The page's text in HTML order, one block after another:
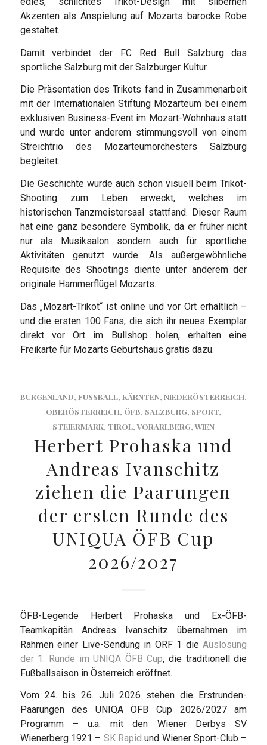
Akzenten als Anspielung auf Mozarts barocke Robe
gestaltet.
Damit verbindet der FC Red Bull Salzburg das
sportliche Salzburg mit der Salzburger Kultur.
Die Präsentation des Trikots fand in Zusammenarbeit
mit der Internationalen Stiftung Mozarteum bei einem
exklusiven Business-Event im Mozart-Wohnhaus statt
und wurde unter anderem stimmungsvoll von einem
Streichtrio des Mozarteumorchesters Salzburg
begleitet.
Die Geschichte wurde auch schon visuell beim Trikot-
Shooting zum Leben erweckt, welches im
historischen Tanzmeistersaal stattfand. Dieser Raum
hat eine ganz besondere Symbolik, da er früher nicht
nur als Musiksalon sondern auch für sportliche
Aktivitäten genutzt wurde. Als außergewöhnliche
Requisite des Shootings diente unter anderem der
originale Hammerflügel Mozarts.
Das „Mozart-Trikot“ ist online und vor Ort erhältlich –
und die ersten 100 Fans, die sich ihr neues Exemplar
direkt vor Ort im Bullshop holen, erhalten eine
Freikarte für Mozarts Geburtshaus gratis dazu.
BURGENLAND, FUSSBALL, KÄRNTEN, NIEDERÖSTERREICH,
OBERÖSTERREICH, ÖFB, SALZBURG, SPORT,
STEIERMARK, TIROL,VORARLBERG,WIEN
Herbert Prohaska und
Andreas Ivanschitz
ziehen die Paarungen
der ersten Runde des
UNIQUA ÖFB Cup
2026/2027
ÖFB-Legende Herbert Prohaska und Ex-ÖFB-
Teamkapitän Andreas Ivanschitz übernahmen im
Rahmen einer Live-Sendung in ORF 1 dieAuslosung
der 1. Runde im UNIQA ÖFB Cup, die traditionell die
Fußballsaison in Österreich eröffnet.
Vom 24. bis 26. Juli 2026 stehen die Erstrunden-
Paarungen des UNIQA ÖFB Cup 2026/2027 am
Programm – u.a. mit den Wiener Derbys SV
Wienerberg 1921 – SK Rapid und Wiener Sport-Club –